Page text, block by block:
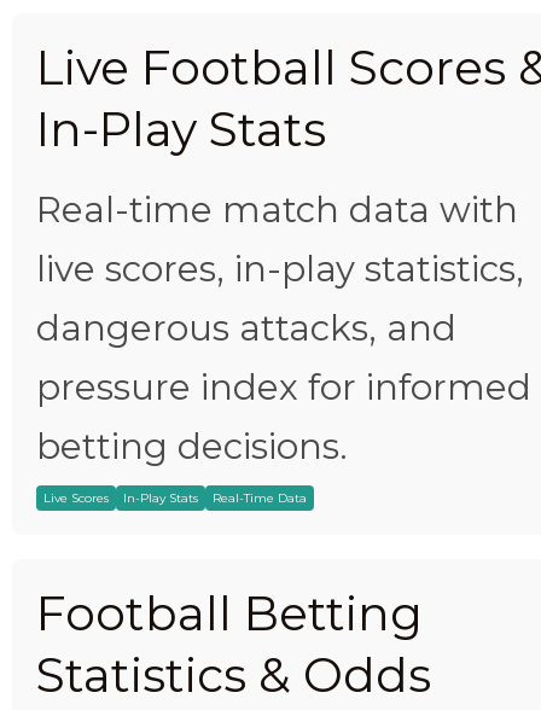
Live Football Scores
In-Play Stats
Real-time match data with
live scores, in-play statistics,
dangerous attacks, and
pressure index for informed
betting decisions.
Live Scores In-Play Stats Real-Time Data
Football Betting
Statistics & Odds